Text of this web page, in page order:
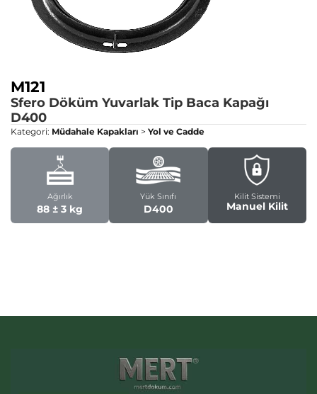
M121
Sfero Döküm Yuvarlak Tip Baca Kapağı
D400
Kategori: Müdahale Kapakları > Yol ve Cadde
Ağırlık
88 ± 3 kg
Yük Sınıfı
D400
Kilit Sistemi
Manuel Kilit